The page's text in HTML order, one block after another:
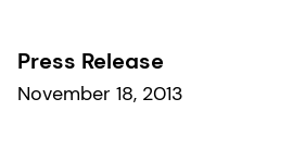
Press Release
November 18, 2013